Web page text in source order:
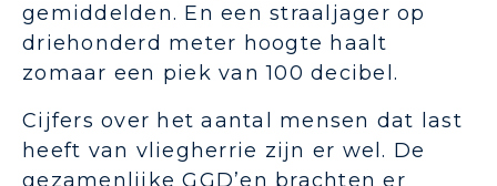
gemiddelden. En een straaljager op
driehonderd meter hoogte haalt
zomaar een piek van 100 decibel.
Cijfers over het aantal mensen dat last
heeft van vliegherrie zijn er wel. De
gezamenlijke GGD’en brachten er